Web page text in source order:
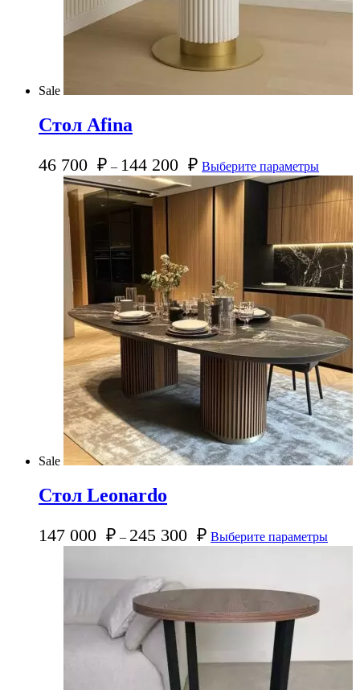
Sale
Стол Afina
46 700 ₽ – 144 200 ₽ Выберите параметры
Sale
Стол Leonardo
147 000 ₽ – 245 300 ₽ Выберите параметры